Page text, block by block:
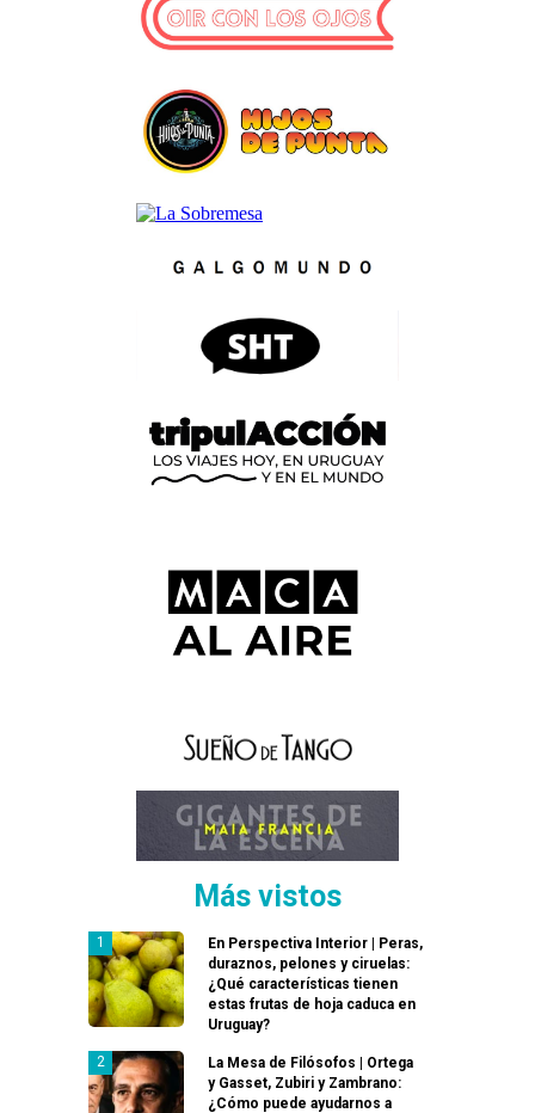
Más vistos
En Perspectiva Interior | Peras,
duraznos, pelones y ciruelas:
¿Qué características tienen
estas frutas de hoja caduca en
Uruguay?
La Mesa de Filósofos | Ortega
y Gasset, Zubiri y Zambrano:
¿Cómo puede ayudarnos a